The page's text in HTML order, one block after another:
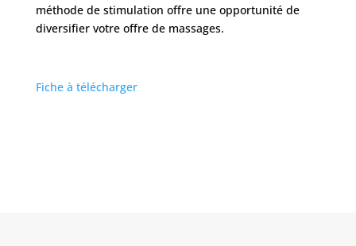
méthode de stimulation offre une opportunité de
diversifier votre offre de massages.
Fiche à télécharger